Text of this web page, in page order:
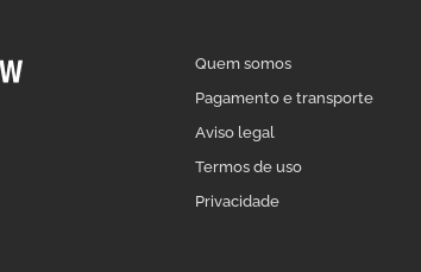
Quem somos
Pagamento e transporte
Aviso legal
Termos de uso
Privacidade